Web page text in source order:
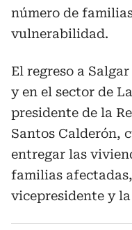
número de
vulnerabilidad.
El regreso a
y en el sector de
presidente de la
Santos Calderón,
entregar las
familias
vicepresidente y